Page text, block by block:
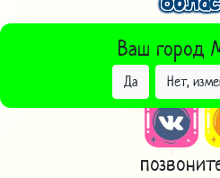
Ваш город
Да Нет,
ВЫБРАТЬ